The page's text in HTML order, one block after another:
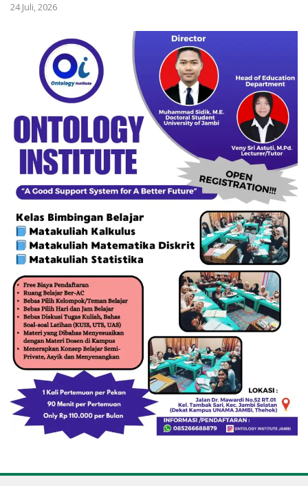
24 Juli, 2026